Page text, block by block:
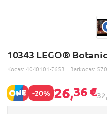
10343 LEGO®
Kodas: 4040101-7653 Barkodas:
-20% 26,36 €